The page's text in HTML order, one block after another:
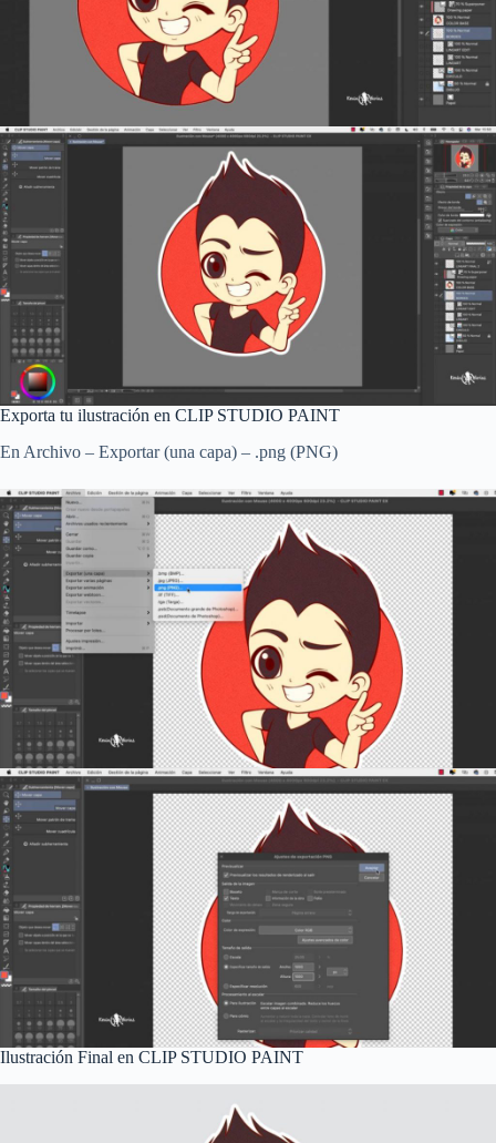
Exporta tu ilustración en CLIP STUDIO PAINT
En Archivo – Exportar (una capa) – .png (PNG)
Ilustración Final en CLIP STUDIO PAINT